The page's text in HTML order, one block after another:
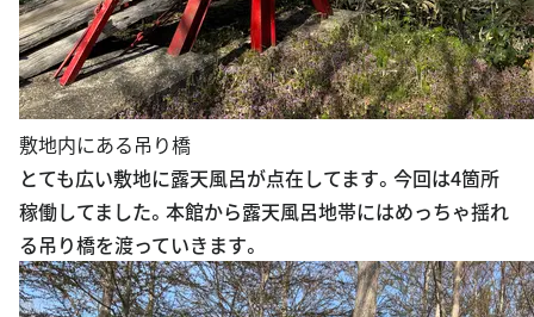
敷地内にある吊り橋
とても広い敷地に露天風呂が点在してます。今回は4箇所
稼働してました。本館から露天風呂地帯にはめっちゃ揺れ
る吊り橋を渡っていきます。